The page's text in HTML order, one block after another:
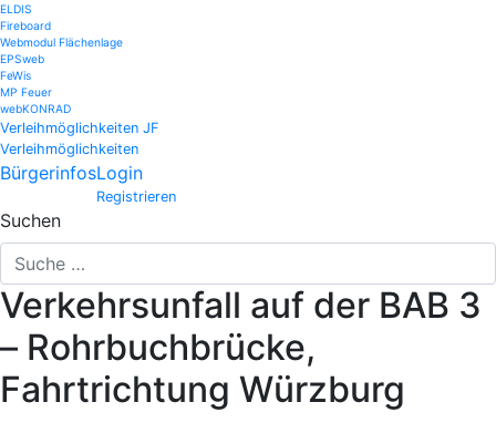
ELDIS
Fireboard
Webmodul Flächenlage
EPSweb
FeWis
MP Feuer
webKONRAD
Verleihmöglichkeiten JF
Verleihmöglichkeiten
BürgerinfosLogin
Registrieren
Suchen
Verkehrsunfall auf der BAB 3
– Rohrbuchbrücke,
Fahrtrichtung Würzburg